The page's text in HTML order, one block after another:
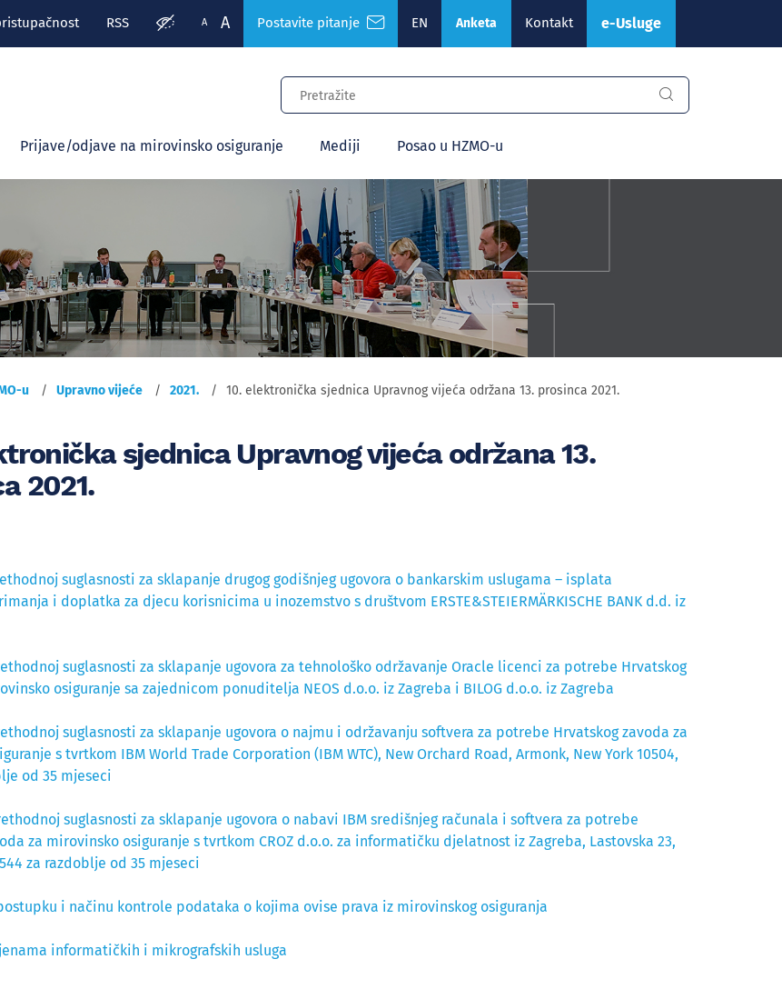
RSS A A Postavite pitanje EN Anketa Kontakt e-Usluge
Prijave/odjave na mirovinsko osiguranje Mediji Posao u HZMO-u
u Upravno vijeće 2021. 10. elektronička sjednica Upravnog vijeća održana 13. prosinca 2021.
sjednica Upravnog vijeća održana 13.
2021.
suglasnosti za sklapanje drugog godišnjeg ugovora o bankarskim uslugama – isplata
i doplatka za djecu korisnicima u inozemstvo s društvom ERSTE&STEIERMÄRKISCHE BANK d.d. iz
suglasnosti za sklapanje ugovora za tehnološko održavanje Oracle licenci za potrebe Hrvatskog
osiguranje sa zajednicom ponuditelja NEOS d.o.o. iz Zagreba i BILOG d.o.o. iz Zagreba
suglasnosti za sklapanje ugovora o najmu i održavanju softvera za potrebe Hrvatskog zavoda za
s tvrtkom IBM World Trade Corporation (IBM WTC), New Orchard Road, Armonk, New York 10504,
od 35 mjeseci
suglasnosti za sklapanje ugovora o nabavi IBM središnjeg računala i softvera za potrebe
za mirovinsko osiguranje s tvrtkom CROZ d.o.o. za informatičku djelatnost iz Zagreba, Lastovska 23,
za razdoblje od 35 mjeseci
i načinu kontrole podataka o kojima ovise prava iz mirovinskog osiguranja
informatičkih i mikrografskih usluga